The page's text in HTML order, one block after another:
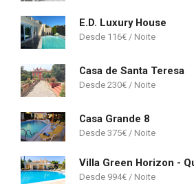
E.D. Luxury House
116€
Casa de Santa Teresa
230€
Casa Grande 8
375€
Villa Green Horizon -
994€